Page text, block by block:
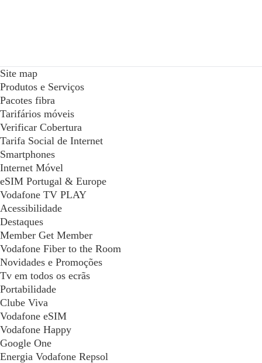
Site map
Produtos e Serviços
Pacotes fibra
Tarifários móveis
Verificar Cobertura
Tarifa Social de Internet
Smartphones
Internet Móvel
eSIM Portugal & Europe
Vodafone TV PLAY
Acessibilidade
Destaques
Member Get Member
Vodafone Fiber to the Room
Novidades e Promoções
Tv em todos os ecrãs
Portabilidade
Clube Viva
Vodafone eSIM
Vodafone Happy
Google One
Energia Vodafone Repsol